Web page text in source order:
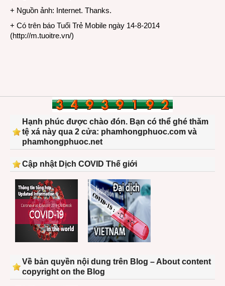
+ Nguồn ảnh: Internet. Thanks.
+ Có trên báo Tuổi Trẻ Mobile ngày 14-8-2014
(http://m.tuoitre.vn/)
Hạnh phúc được chào đón. Bạn có thể ghé thăm
tệ xá này qua 2 cửa: phamhongphuoc.com và
phamhongphuoc.net
Cập nhật Dịch COVID Thế giới
Về bản quyền nội dung trên Blog – About content
copyright on the Blog